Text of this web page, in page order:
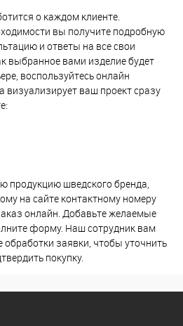
о каждом клиенте.
вы получите подробную
и ответы на все свои
выбранное вами изделие будет
воспользуйтесь онлайн
визуализирует ваш проект сразу
продукцию шведского бренда,
на сайте контактному номеру
онлайн. Добавьте желаемые
форму. Наш сотрудник вам
обработки заявки, чтобы уточнить
покупку.